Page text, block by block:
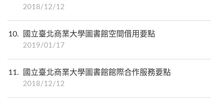
2018/12/12
10 國立臺北商業大學圖書館空間借用要點
2019/01/17
11 國立臺北商業大學圖書館館際合作服務要點
2018/12/12